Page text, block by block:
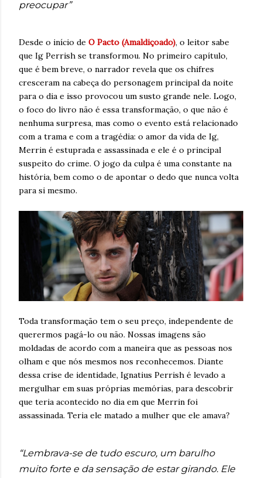
preocupar”
Desde o início de O Pacto (Amaldiçoado), o leitor sabe
que Ig Perrish se transformou. No primeiro capítulo,
que é bem breve, o narrador revela que os chifres
cresceram na cabeça do personagem principal da noite
para o dia e isso provocou um susto grande nele. Logo,
o foco do livro não é essa transformação, o que não é
nenhuma surpresa, mas como o evento está relacionado
com a trama e com a tragédia: o amor da vida de Ig,
Merrin é estuprada e assassinada e ele é o principal
suspeito do crime. O jogo da culpa é uma constante na
história, bem como o de apontar o dedo que nunca volta
para si mesmo.
Toda transformação tem o seu preço, independente de
querermos pagá-lo ou não. Nossas imagens são
moldadas de acordo com a maneira que as pessoas nos
olham e que nós mesmos nos reconhecemos. Diante
dessa crise de identidade, Ignatius Perrish é levado a
mergulhar em suas próprias memórias, para descobrir
que teria acontecido no dia em que Merrin foi
assassinada. Teria ele matado a mulher que ele amava?
“Lembrava-se de tudo escuro, um barulho
muito forte e da sensação de estar girando. Ele